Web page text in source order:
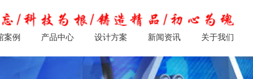
案例 产品中心 设计方案 新闻资讯 关于我们